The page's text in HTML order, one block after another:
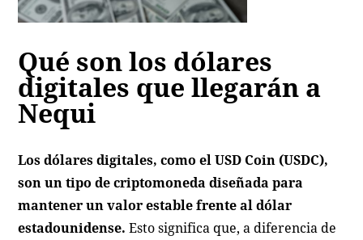
Qué son los dólares
digitales que llegarán a
Nequi
Los dólares digitales, como el USD Coin (USDC),
son un tipo de criptomoneda diseñada para
mantener un valor estable frente al dólar
estadounidense.Esto significa que, a diferencia de